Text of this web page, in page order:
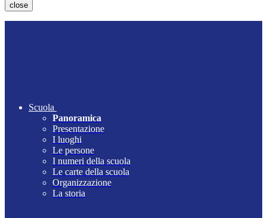
close
Scuola
Panoramica
Presentazione
I luoghi
Le persone
I numeri della scuola
Le carte della scuola
Organizzazione
La storia